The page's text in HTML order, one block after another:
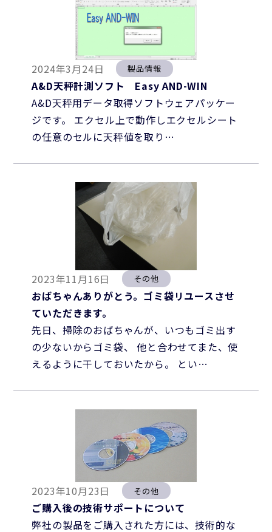
2024年3月24日 製品情報
A&D天秤計測ソフト Easy AND-WIN
A&D天秤用データ取得ソフトウェアパッケー
ジです。 エクセル上で動作しエクセルシート
の任意のセルに天秤値を取り…
2023年11月16日 その他
おばちゃんありがとう。ゴミ袋リユースさせ
ていただきます。
先日、掃除のおばちゃんが、いつもゴミ出す
の少ないからゴミ袋、 他と合わせてまた、使
えるように干しておいたから。 とい…
2023年10月23日 その他
ご購入後の技術サポートについて
弊社の製品をご購入された方には、技術的な